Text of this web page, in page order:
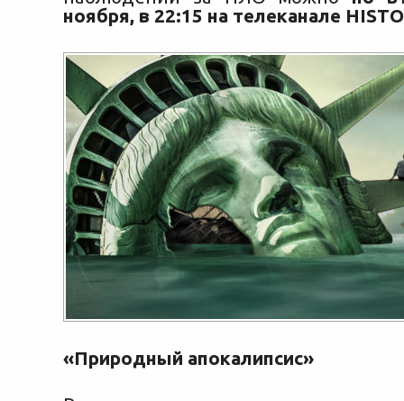
ноября, в 22:15 на телеканале
«Природный апокалипсис»